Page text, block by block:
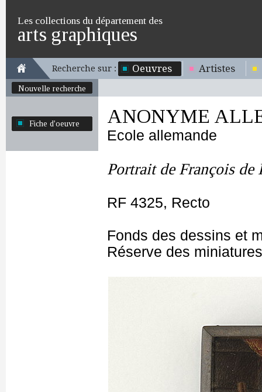
Les collections du département des
arts graphiques
Recherche sur : Oeuvres Artistes
Nouvelle recherche
Fiche d'oeuvre ANONYME
Ecole allemande
Portrait de François
RF 4325, Recto
Fonds des dessins et
Réserve des